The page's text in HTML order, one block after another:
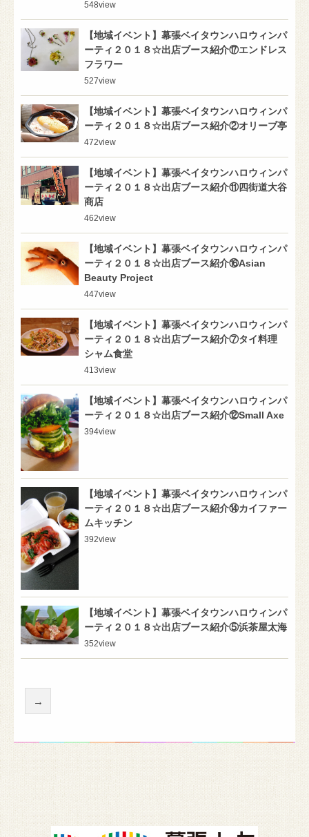
548view
【地域イベント】幕張ベイタウンハロウィンパ
ーティ２０１８☆出店ブース紹介⑰エンドレス
フラワー
527view
【地域イベント】幕張ベイタウンハロウィンパ
ーティ２０１８☆出店ブース紹介②オリーブ亭
472view
【地域イベント】幕張ベイタウンハロウィンパ
ーティ２０１８☆出店ブース紹介⑪四街道大谷
商店
462view
【地域イベント】幕張ベイタウンハロウィンパ
ーティ２０１８☆出店ブース紹介⑯Asian
Beauty Project
447view
【地域イベント】幕張ベイタウンハロウィンパ
ーティ２０１８☆出店ブース紹介⑦タイ料理
シャム食堂
413view
【地域イベント】幕張ベイタウンハロウィンパ
ーティ２０１８☆出店ブース紹介⑫Small Axe
394view
【地域イベント】幕張ベイタウンハロウィンパ
ーティ２０１８☆出店ブース紹介⑭カイファー
ムキッチン
392view
【地域イベント】幕張ベイタウンハロウィンパ
ーティ２０１８☆出店ブース紹介⑤浜茶屋太海
352view
→